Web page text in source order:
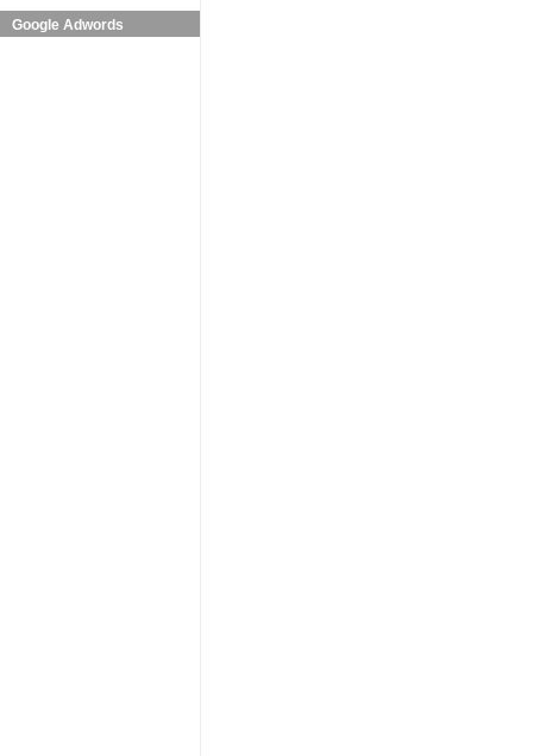
Google Adwords